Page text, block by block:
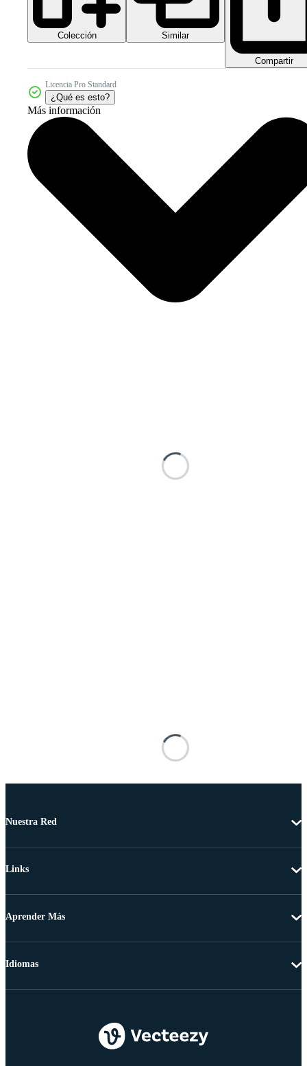
Colección Similar
Compartir
Licencia Pro Standard
¿Qué es esto?
Más información
Nuestra Red
Links
Aprender Más
Idiomas